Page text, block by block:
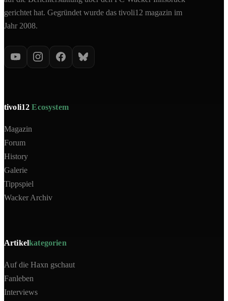
gerichtet hat. Gegründet wurde das tivoli12 magazin im
Jahr 2008.
tivoli12Ecosystem
Magazin
Forum
History
Galerie
Tippspiel
Wacker Archiv
Artikelkategorien
Auf die Haxn gschaut
Fanleben
Interviews